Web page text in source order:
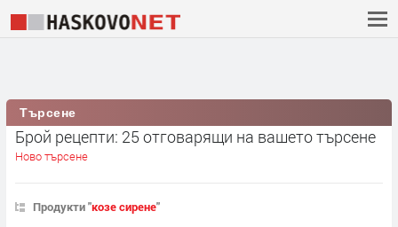
Търсене
Брой рецепти: 25 отговарящи на вашето търсене
Ново търсене
Продукти "козе сирене"